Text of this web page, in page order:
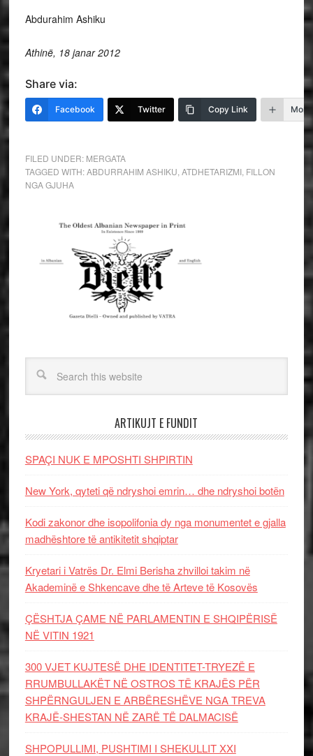
Abdurahim Ashiku
Athinë, 18 janar 2012
Share via:
Facebook Twitter Copy Link More
FILED UNDER: MERGATA
TAGGED WITH:ABDURRAHIM ASHIKU ATDHETARIZMI, FILLON
NGA GJUHA
ARTIKUJT E FUNDIT
SPAÇI NUK E MPOSHTI SHPIRTIN
New York, qyteti që ndryshoi emrin… dhe ndryshoi botën
Kodi zakonor dhe isopolifonia dy nga monumentet e gjalla
madhështore të antikitetit shqiptar
Kryetari i Vatrës Dr. Elmi Berisha zhvilloi takim në
Akademinë e Shkencave dhe të Arteve të Kosovës
ÇËSHTJA ÇAME NË PARLAMENTIN E SHQIPËRISË
NË VITIN 1921
300 VJET KUJTESË DHE IDENTITET-TRYEZË E
RRUMBULLAKËT NË OSTROS TË KRAJËS PËR
SHPËRNGULJEN E ARBËRESHËVE NGA TREVA
KRAJË-SHESTAN NË ZARË TË DALMACISË
SHPOPULLIMI, PUSHTIMI I SHEKULLIT XXI